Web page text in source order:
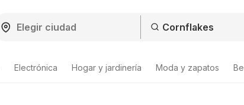
Electrónica Hogar y jardinería Moda y zapatos